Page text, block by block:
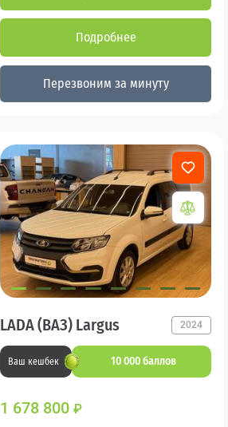
Подробнее
Перезвоним за минуту
LADA (ВАЗ) Largus 2024
Ваш кешбек 10 000 баллов
1 678 800 ₽